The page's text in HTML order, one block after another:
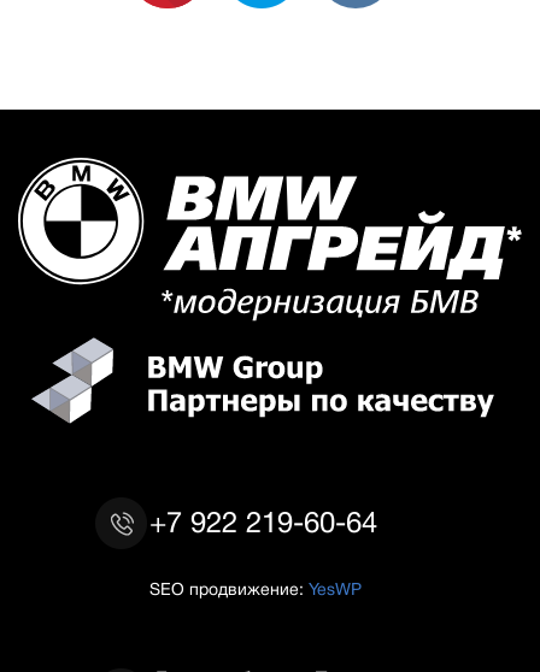
+7 922 219-60-64
SEO продвижение: YesWP